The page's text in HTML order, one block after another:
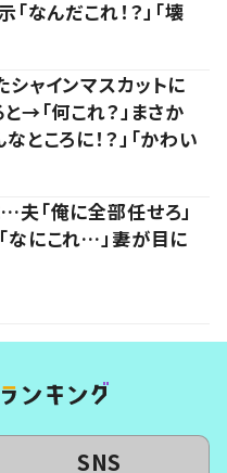
なんだこれ！？」「壊
ャインマスカットに
→「何これ？」まさか
ところに！？」「かわい
「俺に全部任せろ」
なにこれ…」妻が目に
SNS